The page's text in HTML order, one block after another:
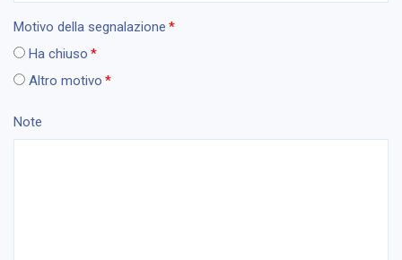
Motivo della segnalazione
Ha chiuso
Altro motivo
Note